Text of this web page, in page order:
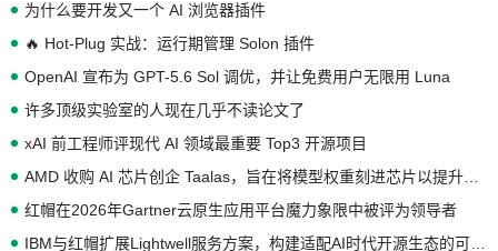
为什么要开发又一个 AI 浏览器插件
🔥 Hot-Plug 实战：运行期管理 Solon 插件
OpenAI 宣布为 GPT-5.6 Sol 调优，并让免费用户无限用 Luna
许多顶级实验室的人现在几乎不读论文了
xAI 前工程师评现代 AI 领域最重要 Top3 开源项目
红帽在2026年Gartner云原生应用平台魔力象限中被评为领导者